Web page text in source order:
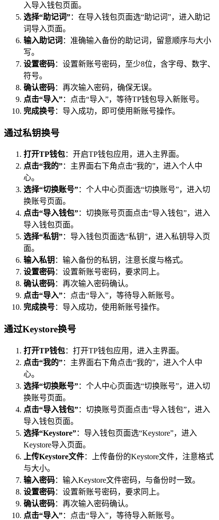
入导入钱包页面。
选择“助记词”：在导入钱包页面选“助记词”，进入助记
词导入页面。
输入助记词 ：准确输入备份的助记词，留意顺序与大小
写。
设置密码：设置新账号密码，至少8位，含字母、数字、
符号。
确认密码：再次输入密码，确保无误。
点击“导入”：点击“导入”，等待TP钱包导入新账号。
完成换号：导入成功，即可使用新账号操作。
通过私钥换号
打开TP钱包：开启TP钱包应用，进入主界面。
点击“我的”：主界面右下角点击“我的”，进入个人中
心。
选择“切换账号”：个人中心页面选“切换账号”，进入切
换账号页面。
点击“导入钱包”：切换账号页面点击“导入钱包”，进入
导入钱包页面。
选择“私钥”：导入钱包页面选“私钥”，进入私钥导入页
面。
输入私钥 ：输入备份的私钥，注意长度与格式。
设置密码：设置新账号密码，要求同上。
确认密码：再次输入密码确认。
点击“导入”：点击“导入”，等待导入新账号。
完成换号：导入成功，使用新账号操作。
通过Keystore换号
打开TP钱包：打开TP钱包应用，进入主界面。
点击“我的”：主界面右下角点击“我的”，进入个人中
心。
选择“切换账号”：个人中心页面选“切换账号”，进入切
换账号页面。
点击“导入钱包”：切换账号页面点击“导入钱包”，进入
导入钱包页面。
选择“Keystore”：导入钱包页面选“Keystore”，进入
Keystore导入页面。
上传Keystore文件：上传备份的Keystore文件，注意格式
与大小。
输入密码：输入Keystore文件密码，与备份时一致。
设置密码：设置新账号密码，要求同上。
确认密码：再次输入密码确认。
点击“导入”：点击“导入”，等待导入新账号。